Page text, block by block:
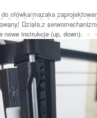
ołówka/mazaka
Działa z
nowe instrukcje (up, down).